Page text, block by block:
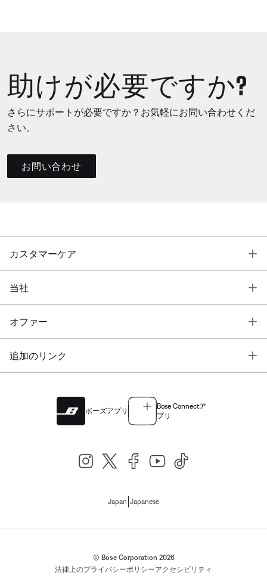
助けが必要ですか?
さらにサポートが必要ですか？お気軽にお問い合わせくだ
さい。
お問い合わせ
カスタマーケア
当社
オファー
追加のリンク
ボーズアプリ
Bose Connectア
プリ
Japan Japanese
© Bose Corporation 2026
法律上のプライバシーポリシーアクセシビリティ